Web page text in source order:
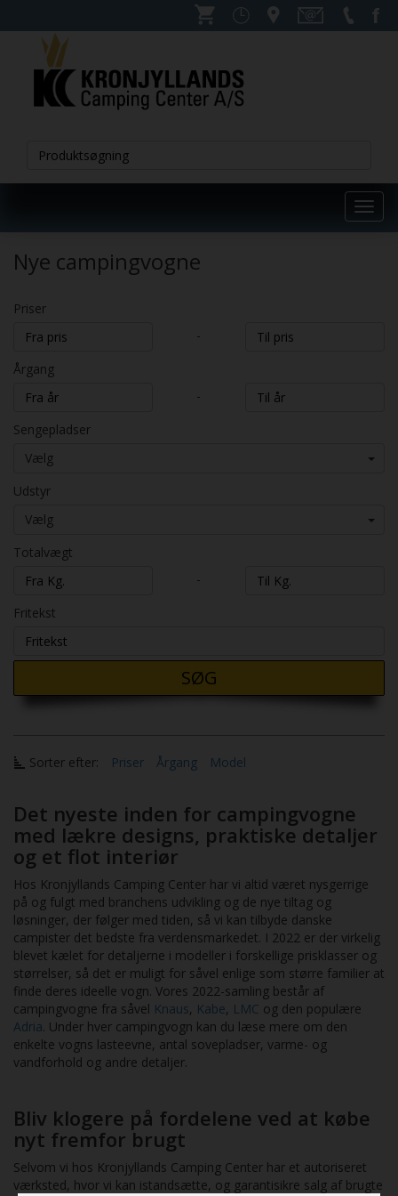
Nye campingvogne
Priser
-
Årgang
-
Sengepladser
Vælg
Udstyr
Vælg
Totalvægt
-
Fritekst
SØG
Sorter efter: Priser Årgang Model
Det nyeste inden for campingvogne
med lækre designs, praktiske detaljer
og et flot interiør
Hos Kronjyllands Camping Center har vi altid været nysgerrige
på og fulgt med branchens udvikling og de nye tiltag og
løsninger, der følger med tiden, så vi kan tilbyde danske
campister det bedste fra verdensmarkedet. I 2022 er der virkelig
blevet kælet for detaljerne i modeller i forskellige prisklasser og
størrelser, så det er muligt for såvel enlige som større familier at
finde deres ideelle vogn. Vores 2022-samling består af
campingvogne fra såvel Knaus, Kabe, LMC og den populære
Adria. Under hver campingvogn kan du læse mere om den
enkelte vogns lasteevne, antal sovepladser, varme- og
vandforhold og andre detaljer.
Bliv klogere på fordelene ved at købe
nyt fremfor brugt
Selvom vi hos Kronjyllands Camping Center har et autoriseret
værksted, hvor vi kan istandsætte, og garantisikre salg af brugte